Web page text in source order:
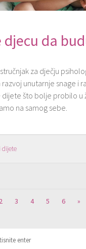
djecu da
za dječju
unutarnje snage i
dijete što bolje probilo u
na samog sebe.
dijete
2 3 4 5 6 »